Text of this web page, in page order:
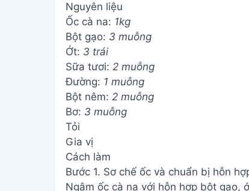
Nguyên liệu
Ốc cà na: 1kg
Bột gạo: 3 muỗng
Ớt: 3 trái
Sữa tươi: 2 muỗng
Đường: 1 muỗng
Bột nêm: 2 muỗng
Bơ: 3 muỗng
Tỏi
Gia vị
Cách làm
Bước 1. Sơ chế ốc và chuẩn bị hỗn
Ngâm ốc cà na với hỗn hợp bột gạo,